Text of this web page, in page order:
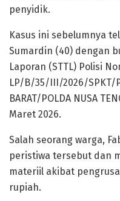
penyidik.
​Kasus ini sebelumnya
Sumardin (40) dengan
Laporan (STTL) Polisi
LP/B/35/III/2026/SPKT/
BARAT/POLDA NUSA
Maret 2026.
​Salah seorang warga,
peristiwa tersebut dan
materiil akibat
rupiah.